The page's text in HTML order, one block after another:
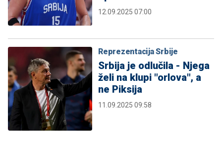
12.09.2025 07:00
Reprezentacija Srbije
Srbija je odlučila - Njega
želi na klupi "orlova", a
ne Piksija
11.09.2025 09:58